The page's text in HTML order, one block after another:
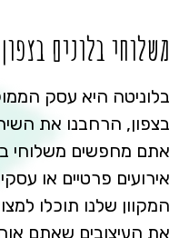
משלוחי בלונים
בלוניטה היא עסק
בצפון, הרחבנו את
אתם מחפשים משלוחי
אירועים פרטיים או
המקוון שלנו תוכלו
את העיצובים שאתם